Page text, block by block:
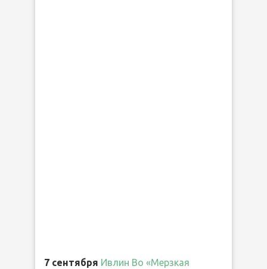
7 сентября Ивлин Во «Мерзкая